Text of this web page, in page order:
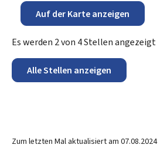
Auf der Karte anzeigen
Es werden 2von 4Stellen angezeigt
Alle Stellen anzeigen
Zum letzten Mal aktualisiert am 07.08.2024